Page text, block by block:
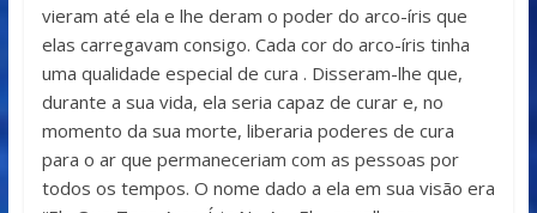
vieram até ela e lhe deram o poder do arco-íris que
elas carregavam consigo. Cada cor do arco-íris tinha
uma qualidade especial de cura . Disseram-lhe que,
durante a sua vida, ela seria capaz de curar e, no
momento da sua morte, liberaria poderes de cura
para o ar que permaneceriam com as pessoas por
todos os tempos. O nome dado a ela em sua visão era